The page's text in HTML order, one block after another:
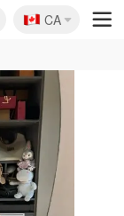
🇨🇦
CA